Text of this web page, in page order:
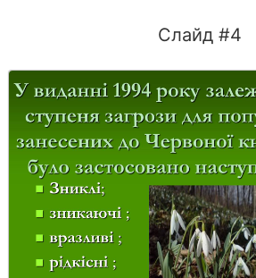
Слайд #4